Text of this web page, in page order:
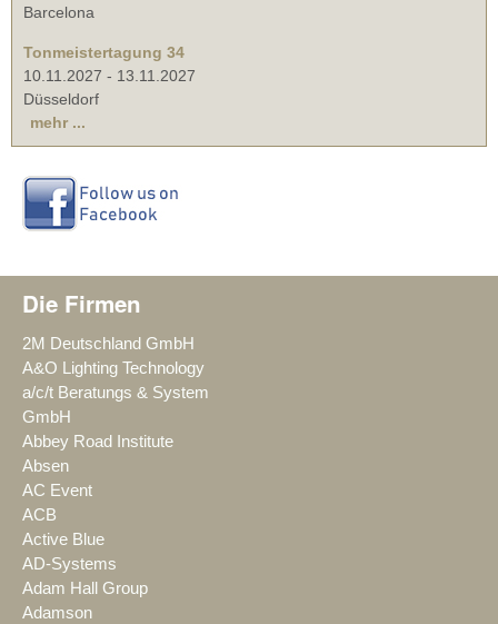
Barcelona
Tonmeistertagung 34
10.11.2027 - 13.11.2027
Düsseldorf
mehr ...
Die Firmen
2M Deutschland GmbH
A&O Lighting Technology
a/c/t Beratungs & System
GmbH
Abbey Road Institute
Absen
AC Event
ACB
Active Blue
AD-Systems
Adam Hall Group
Adamson